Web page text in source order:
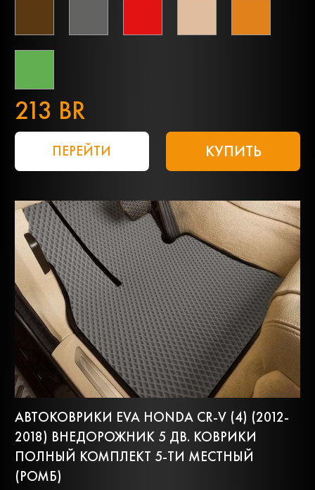
213 BR
ПЕРЕЙТИ КУПИТЬ
АВТОКОВРИКИ EVA HONDA CR-V (4) (2012-
2018) ВНЕДОРОЖНИК 5 ДВ. КОВРИКИ
ПОЛНЫЙ КОМПЛЕКТ 5-ТИ МЕСТНЫЙ
(РОМБ)